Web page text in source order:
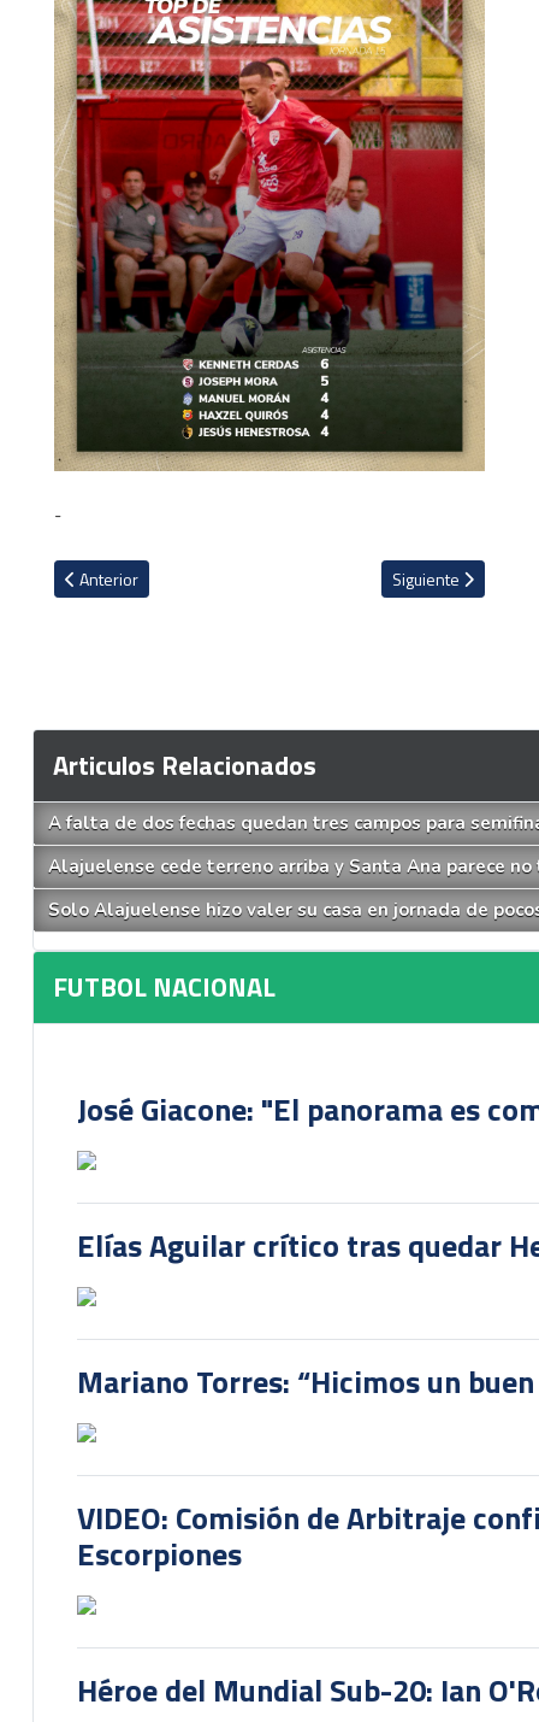
-
Artículo anterior: Programación y árbitros para jornada 16 en
Anterior Artículo siguiente:
Siguiente
Articulos Relacionados
A falta de dos fechas quedan tres campos para
Alajuelense cede terreno arriba y Santa Ana parece
Solo Alajuelense hizo valer su casa en jornada de
FUTBOL NACIONAL
José Giacone: "El panorama es
Elías Aguilar crítico tras quedar
Mariano Torres: “Hicimos un
VIDEO: Comisión de Arbitraje
Escorpiones
Héroe del Mundial Sub-20: Ian